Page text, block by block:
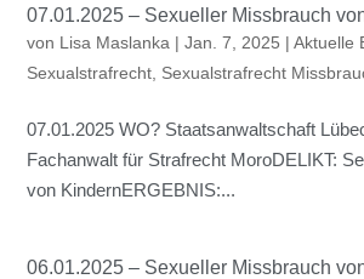
07.01.2025 – Sexueller Missbrauch
von Lisa Maslanka |Jan. 7, 2025 |Aktuelle
Sexualstrafrecht Sexualstrafrecht
07.01.2025 WO? Staatsanwaltschaft
Fachanwalt für Strafrecht MoroDELIKT:
von KindernERGEBNIS:...
06.01.2025 – Sexueller Missbrauch